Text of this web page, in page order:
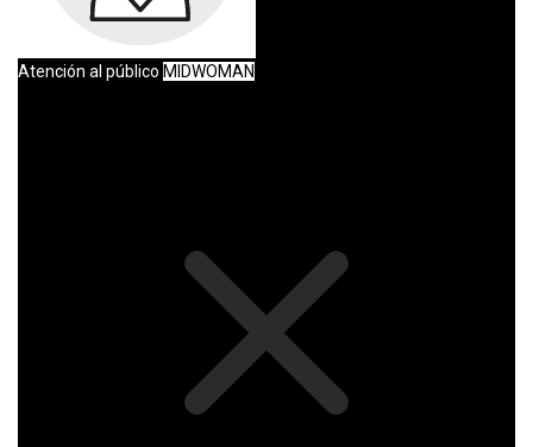
Atención al público MIDWOMAN